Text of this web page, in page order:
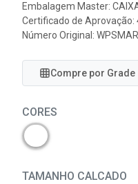
Embalagem Master:
Certificado de Aprovação:
Número Original:
Compre por Grade
CORES
TAMANHO CALCADO